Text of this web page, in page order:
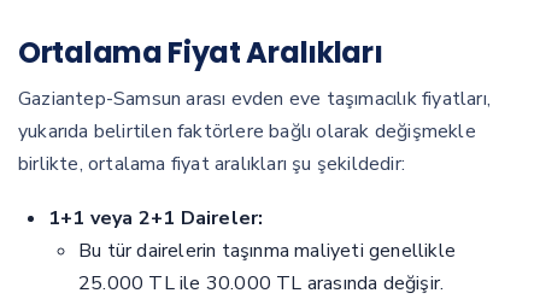
Ortalama Fiyat Aralıkları
Gaziantep-Samsun arası evden eve taşımacılık fiyatları,
yukarıda belirtilen faktörlere bağlı olarak değişmekle
birlikte, ortalama fiyat aralıkları şu şekildedir:
1+1 veya 2+1 Daireler:
Bu tür dairelerin taşınma maliyeti genellikle
25.000 TL ile 30.000 TL arasında değişir.